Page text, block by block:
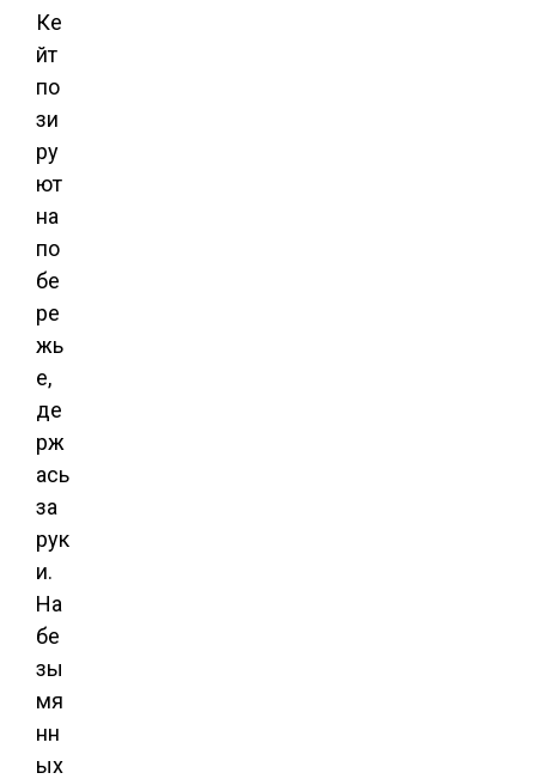
Ке
йт
по
зи
ру
ют
на
по
бе
ре
жь
е,
де
рж
ась
за
рук
и.
На
бе
зы
мя
нн
ых